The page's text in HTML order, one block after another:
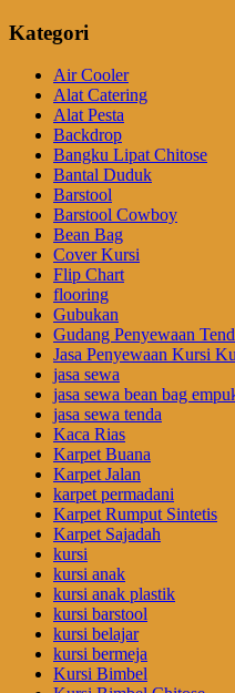
Kategori
Air Cooler
Alat Catering
Alat Pesta
Backdrop
Bangku Lipat Chitose
Bantal Duduk
Barstool
Barstool Cowboy
Bean Bag
Cover Kursi
Flip Chart
flooring
Gubukan
Gudang Penyewaan
Jasa Penyewaan Kursi
jasa sewa
jasa sewa bean bag
jasa sewa tenda
Kaca Rias
Karpet Buana
Karpet Jalan
karpet permadani
Karpet Rumput Sintetis
Karpet Sajadah
kursi
kursi anak
kursi anak plastik
kursi barstool
kursi belajar
kursi bermeja
Kursi Bimbel